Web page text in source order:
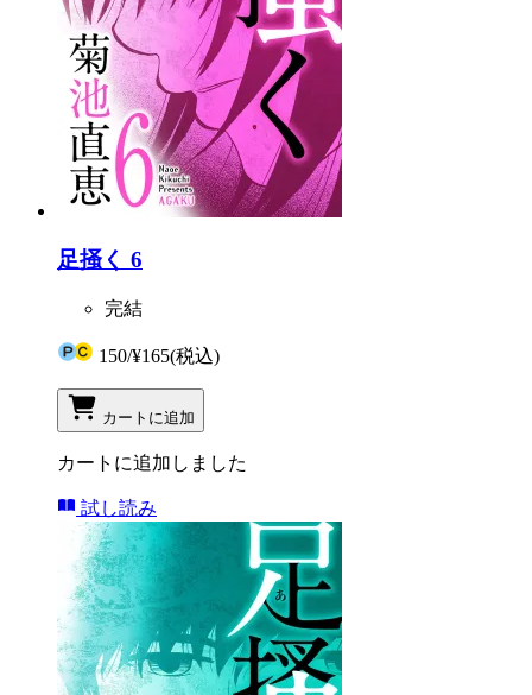
足掻く 6
完結
150/¥165(税込)
カートに追加
カートに追加しました
試し読み